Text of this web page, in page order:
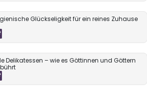
Glückseligkeit für ein reines Zuhause
Delikatessen – wie es Göttinnen und Göttern